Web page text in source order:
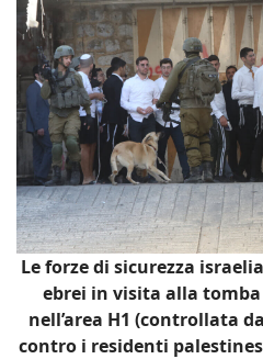
Le forze di sicurezza
ebrei in visita alla
nell’area H1 (controllata
contro i residenti